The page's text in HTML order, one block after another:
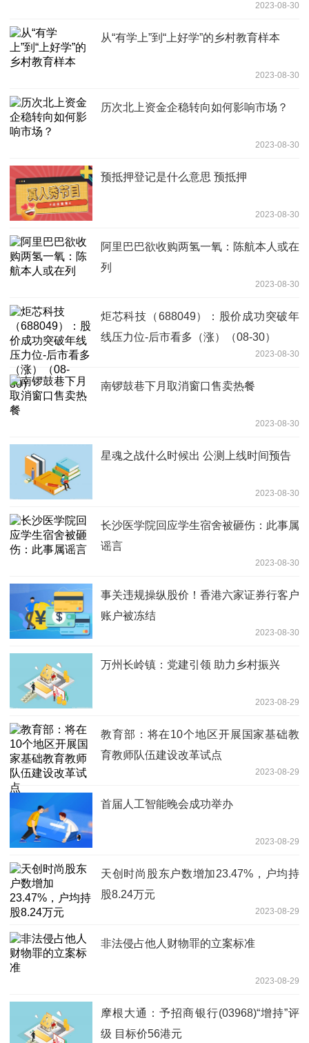
2023-08-30
从“有学上”到“上好学”的乡村教育样本
2023-08-30
历次北上资金企稳转向如何影响市场？
2023-08-30
预抵押登记是什么意思 预抵押
2023-08-30
阿里巴巴欲收购两氢一氧：陈航本人或在
列
2023-08-30
炬芯科技（688049）：股价成功突破年
线压力位-后市看多（涨）（08-30）
2023-08-30
南锣鼓巷下月取消窗口售卖热餐
2023-08-30
星魂之战什么时候出 公测上线时间预告
2023-08-30
长沙医学院回应学生宿舍被砸伤：此事属
谣言
2023-08-30
事关违规操纵股价！香港六家证券行客户
账户被冻结
2023-08-30
万州长岭镇：党建引领 助力乡村振兴
2023-08-29
教育部：将在10个地区开展国家基础教
育教师队伍建设改革试点
2023-08-29
首届人工智能晚会成功举办
2023-08-29
天创时尚股东户数增加23.47%，户均持
股8.24万元
2023-08-29
非法侵占他人财物罪的立案标准
2023-08-29
摩根大通：予招商银行(03968)“增持”评
级 目标价56港元